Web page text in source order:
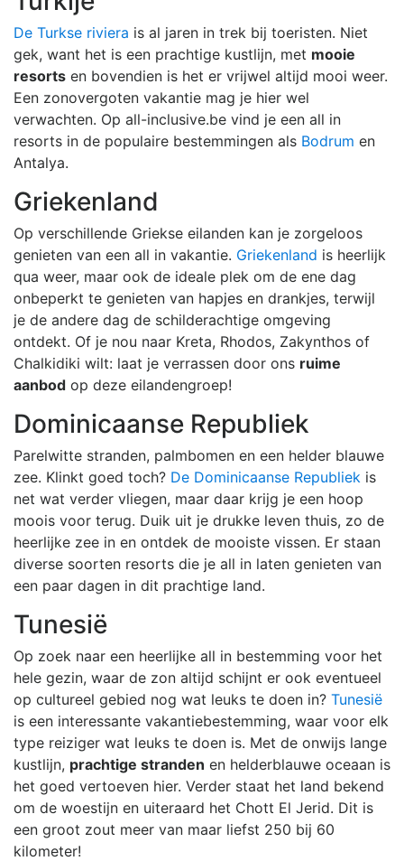
De Turkse riviera is al jaren in trek bij toeristen. Niet
gek, want het is een prachtige kustlijn, met mooie
resorts en bovendien is het er vrijwel altijd mooi weer.
Een zonovergoten vakantie mag je hier wel
verwachten. Op all-inclusive.be vind je een all in
resorts in de populaire bestemmingen als Bodrum en
Antalya.
Griekenland
Op verschillende Griekse eilanden kan je zorgeloos
genieten van een all in vakantie. Griekenland is heerlijk
qua weer, maar ook de ideale plek om de ene dag
onbeperkt te genieten van hapjes en drankjes, terwijl
je de andere dag de schilderachtige omgeving
ontdekt. Of je nou naar Kreta, Rhodos, Zakynthos of
Chalkidiki wilt: laat je verrassen door ons ruime
aanbod op deze eilandengroep!
Dominicaanse Republiek
Parelwitte stranden, palmbomen en een helder blauwe
zee. Klinkt goed toch? De Dominicaanse Republiek is
net wat verder vliegen, maar daar krijg je een hoop
moois voor terug. Duik uit je drukke leven thuis, zo de
heerlijke zee in en ontdek de mooiste vissen. Er staan
diverse soorten resorts die je all in laten genieten van
een paar dagen in dit prachtige land.
Tunesië
Op zoek naar een heerlijke all in bestemming voor het
hele gezin, waar de zon altijd schijnt er ook eventueel
op cultureel gebied nog wat leuks te doen in? Tunesië
is een interessante vakantiebestemming, waar voor elk
type reiziger wat leuks te doen is. Met de onwijs lange
kustlijn, prachtige stranden en helderblauwe oceaan is
het goed vertoeven hier. Verder staat het land bekend
om de woestijn en uiteraard het Chott El Jerid. Dit is
een groot zout meer van maar liefst 250 bij 60
kilometer!